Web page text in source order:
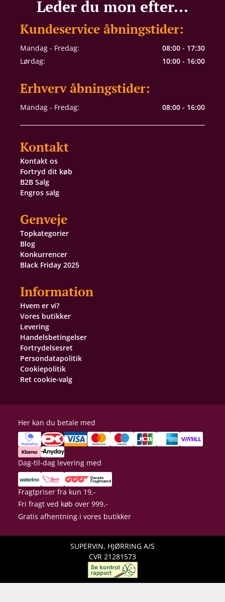
Leder du mon efter...
Kundeservice åbningstider:
Mandag - Fredag:
08:00 - 17:30
Lørdag:
10:00 - 16:00
Erhverv åbningstider:
Mandag - Fredag: 08:00 - 16:00
Kontakt
Kontakt os
Fortryd dit køb
B2B Salg
Engros salg
Genveje
Topkategorier
Blog
Konkurrencer
Black Friday 2025
Information
Hvem er vi?
Vores butikker
Levering
Handelsbetingelser
Fortrydelsesret
Persondatapolitik
Cookiepolitik
Ret cookie-valg
Her kan du betale med
Dag-til-dag levering med
Fragtpriser fra kun 19,-
Fri fragt ved køb over 999,-
Gratis afhentning i vores butikker
SUPERVIN, HJØRRING A/S
CVR 21281573